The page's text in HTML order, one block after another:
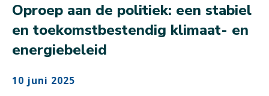
Oproep aan de politiek: een stabiel
en toekomstbestendig klimaat- en
energiebeleid
10 juni 2025